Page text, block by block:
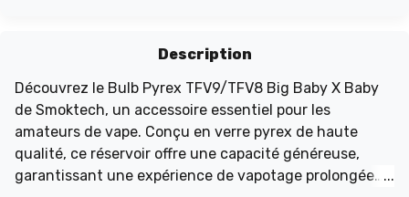
Description
Découvrez le Bulb Pyrex TFV9/TFV8 Big Baby X Baby
de Smoktech, un accessoire essentiel pour les
amateurs de vape. Conçu en verre pyrex de haute
qualité, ce réservoir offre une capacité généreuse,
garantissant une expérience de vapotage prolongée